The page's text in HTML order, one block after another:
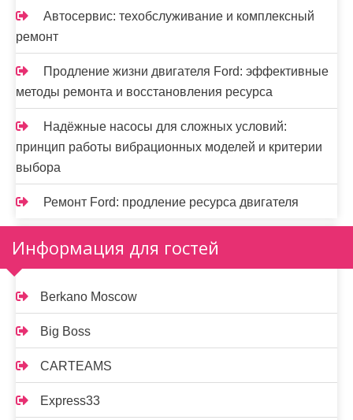
Автосервис: техобслуживание и комплексный
ремонт
Продление жизни двигателя Ford: эффективные
методы ремонта и восстановления ресурса
Надёжные насосы для сложных условий:
принцип работы вибрационных моделей и критерии
выбора
Ремонт Ford: продление ресурса двигателя
Информация для гостей
Berkano Moscow
Big Boss
CARTEAMS
Express33